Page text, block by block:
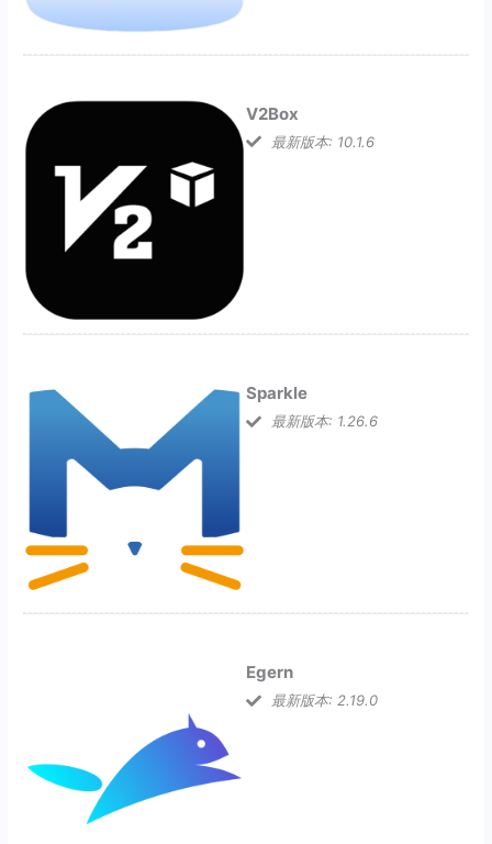
V2Box
最新版本: 10.1.6
Sparkle
最新版本: 1.26.6
Egern
最新版本: 2.19.0